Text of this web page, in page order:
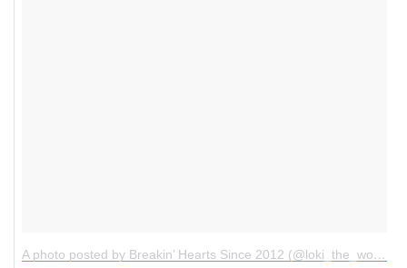
A photo posted by Breakin’ Hearts Since 2012 (@loki_the_wolfdog)